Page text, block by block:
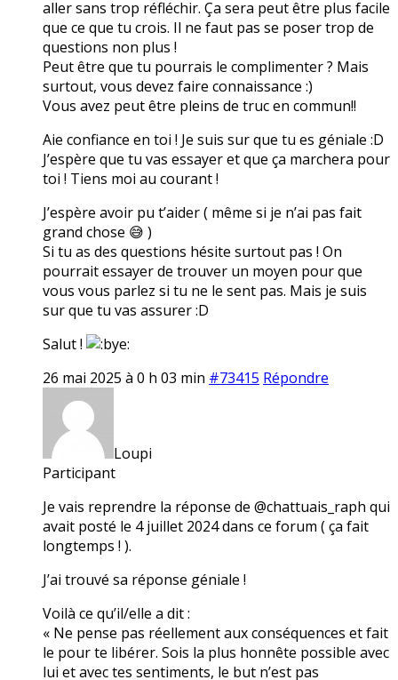
aller sans trop réfléchir. Ça sera peut être plus facile
que ce que tu crois. Il ne faut pas se poser trop de
questions non plus !
Peut être que tu pourrais le complimenter ? Mais
surtout, vous devez faire connaissance :)
Vous avez peut être pleins de truc en commun!!
Aie confiance en toi ! Je suis sur que tu es géniale :D
J’espère que tu vas essayer et que ça marchera pour
toi ! Tiens moi au courant !
J’espère avoir pu t’aider ( même si je n’ai pas fait
grand chose 😅 )
Si tu as des questions hésite surtout pas ! On
pourrait essayer de trouver un moyen pour que
vous vous parlez si tu ne le sent pas. Mais je suis
sur que tu vas assurer :D
Salut !
26 mai 2025 à 0 h 03 min #73415 Répondre
Loupi
Participant
Je vais reprendre la réponse de @chattuais_raph qui
avait posté le 4 juillet 2024 dans ce forum ( ça fait
longtemps ! ).
J’ai trouvé sa réponse géniale !
Voilà ce qu’il/elle a dit :
« Ne pense pas réellement aux conséquences et fait
le pour te libérer. Sois la plus honnête possible avec
lui et avec tes sentiments, le but n’est pas